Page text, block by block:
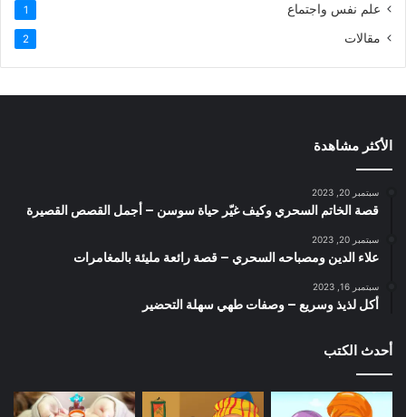
علم نفس واجتماع 1
مقالات 2
الأكثر مشاهدة
سبتمبر 20, 2023
قصة الخاتم السحري وكيف غيّر حياة سوسن – أجمل القصص القصيرة
سبتمبر 20, 2023
علاء الدين ومصباحه السحري – قصة رائعة مليئة بالمغامرات
سبتمبر 16, 2023
أكل لذيذ وسريع – وصفات طهي سهلة التحضير
أحدث الكتب